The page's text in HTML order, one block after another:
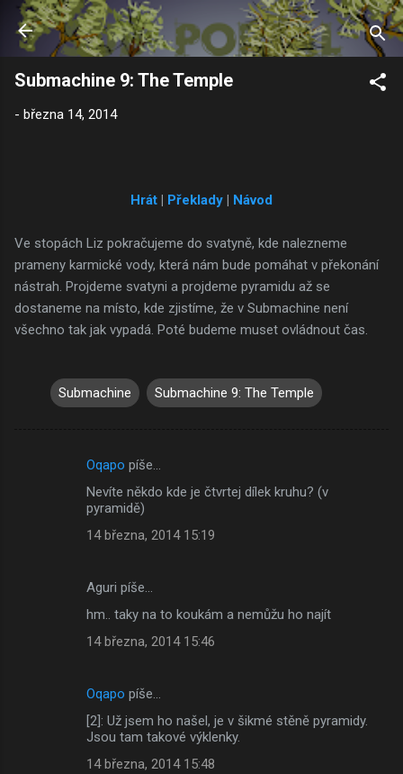
Přeskočit na hlavní obsah
Submachine 9: The Temple
- března 14, 2014
Hrát | Překlady | Návod
Ve stopách Liz pokračujeme do svatyně, kde nalezneme
prameny karmické vody, která nám bude pomáhat v překonání
nástrah. Projdeme svatyni a projdeme pyramidu až se
dostaneme na místo, kde zjistíme, že v Submachine není
všechno tak jak vypadá. Poté budeme muset ovládnout čas.
Submachine Submachine 9: The Temple
Oqapo píše…
Nevíte někdo kde je čtvrtej dílek kruhu? (v
pyramidě)
14 března, 2014 15:19
Aguri píše…
hm.. taky na to koukám a nemůžu ho najít
14 března, 2014 15:46
Oqapo píše…
[2]: Už jsem ho našel, je v šikmé stěně pyramidy.
Jsou tam takové výklenky.
14 března, 2014 15:48